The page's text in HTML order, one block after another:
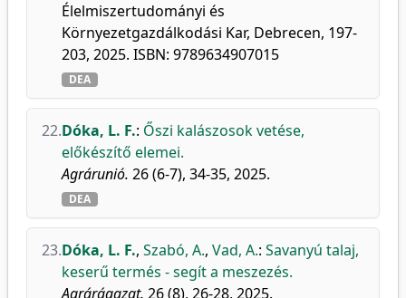
Élelmiszertudományi és
Környezetgazdálkodási Kar, Debrecen, 197-
203, 2025. ISBN: 9789634907015
DEA
22.Dóka, L. F.: Őszi kalászosok vetése,
előkészítő elemei.
Agrárunió. 26 (6-7), 34-35, 2025.
DEA
23.Dóka, L. F., Szabó, A., Vad, A.: Savanyú talaj,
keserű termés - segít a meszezés.
Agrárágazat. 26 (8), 26-28, 2025.